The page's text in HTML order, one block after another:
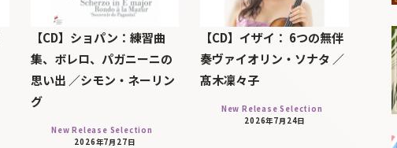
【CD】ショパン：練習曲
集、ボレロ、パガニーニの
思い出 ／シモン・ネーリン
グ
New Release Selection
2026年7月27日
【CD】イザイ： 6つの無伴
奏ヴァイオリン・ソナタ ／
髙木凜々子
New Release Selection
2026年7月24日